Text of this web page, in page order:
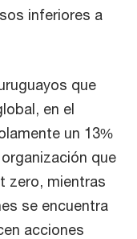
inferiores a
que
en el
un 13%
que
zero, mientras
se encuentra
acciones